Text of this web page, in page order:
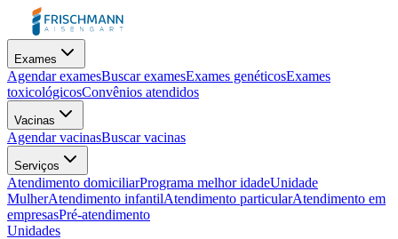
Exames
Agendar examesBuscar examesExames genéticosExames
toxicológicosConvênios atendidos
Vacinas
Agendar vacinasBuscar vacinas
Serviços
Atendimento domiciliarPrograma melhor idadeUnidade
MulherAtendimento infantilAtendimento particularAtendimento em
empresasPré-atendimento
Unidades